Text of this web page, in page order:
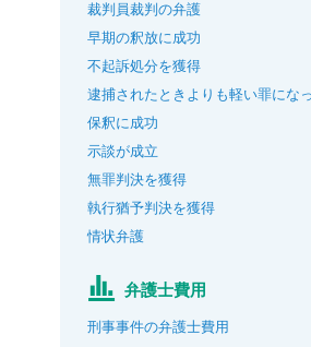
裁判員裁判の弁護
早期の釈放に成功
不起訴処分を獲得
逮捕されたときよりも軽い罪にな
保釈に成功
示談が成立
無罪判決を獲得
執行猶予判決を獲得
情状弁護
弁護士費用
刑事事件の弁護士費用